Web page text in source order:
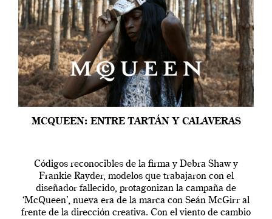
MCQUEEN: ENTRE TARTÁN Y CALAVERAS
Códigos reconocibles de la firma y Debra Shaw y
Frankie Rayder, modelos que trabajaron con el
diseñador fallecido, protagonizan la campaña de
‘McQueen’, nueva era de la marca con Seán McGirr al
frente de la dirección creativa. Con el viento de cambio